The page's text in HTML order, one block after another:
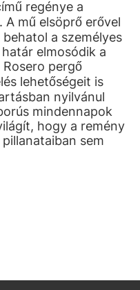
regénye a
A mű elsöprő erővel
a személyes
elmosódik a
pergő
lehetőségeit is
nyilvánul
mindennapok
hogy a remény
sem